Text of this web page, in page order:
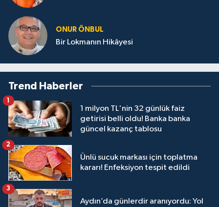
ONUR ÖNBUL
Bir Lokmanın Hikâyesi
Trend Haberler
1 milyon TL'nin 32 günlük faiz
getirisi belli oldu! Banka banka
güncel kazanç tablosu
1
Ünlü sucuk markası için toplatma
kararı! Enfeksiyon tespit edildi
2
Aydın’da günlerdir aranıyordu: Yol
3